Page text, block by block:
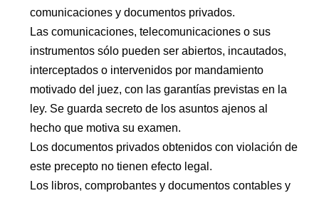
comunicaciones y documentos privados.
Las comunicaciones, telecomunicaciones o sus
instrumentos sólo pueden ser abiertos, incautados,
interceptados o intervenidos por mandamiento
motivado del juez, con las garantías previstas en la
ley. Se guarda secreto de los asuntos ajenos al
hecho que motiva su examen.
Los documentos privados obtenidos con violación de
este precepto no tienen efecto legal.
Los libros, comprobantes y documentos contables y